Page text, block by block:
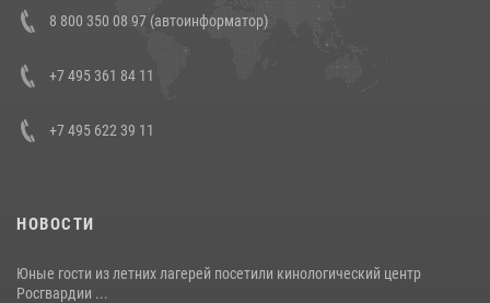
В Росгвардии прошла военно-научная конференция по обобщению
боевого опыта
8 800 350 08 97 (автоинформатор)
+7 495 361 84 11
+7 495 622 39 11
НОВОСТИ
Юные гости из летних лагерей посетили кинологический центр
Росгвардии ...